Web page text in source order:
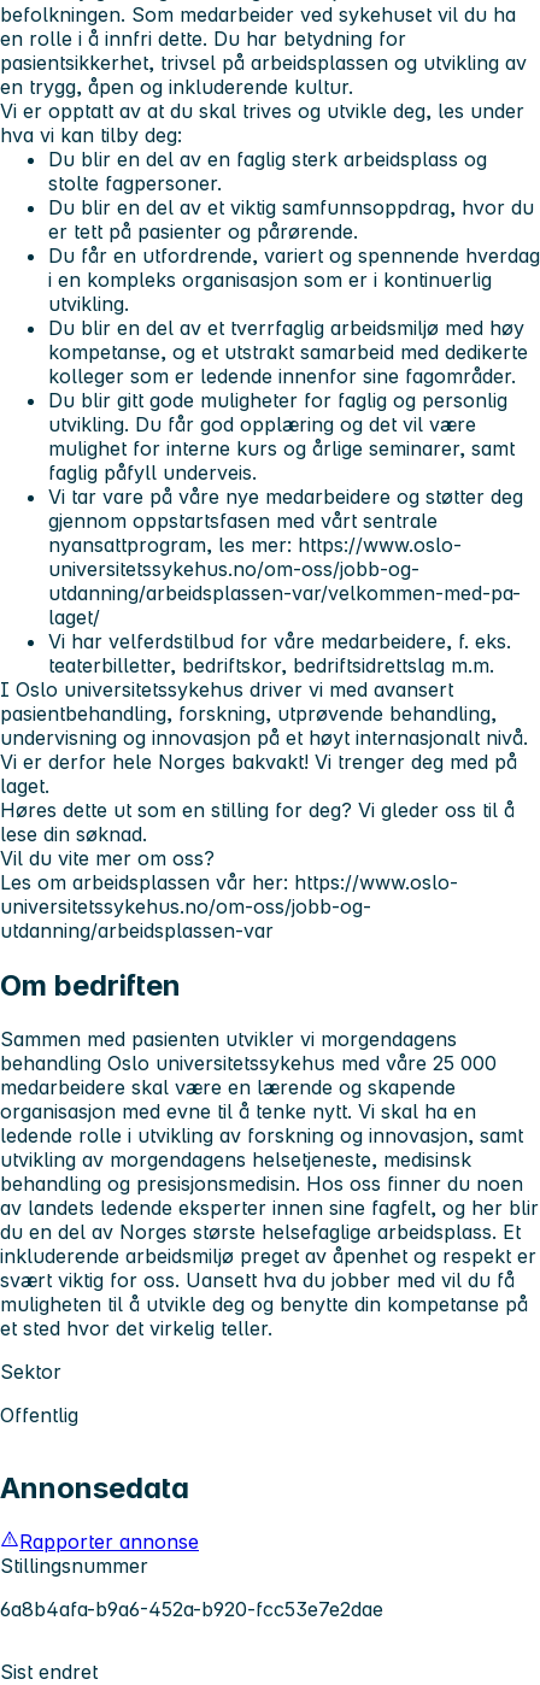
befolkningen. Som medarbeider ved sykehuset vil du ha
en rolle i å innfri dette. Du har betydning for
pasientsikkerhet, trivsel på arbeidsplassen og utvikling av
en trygg, åpen og inkluderende kultur.
Vi er opptatt av at du skal trives og utvikle deg, les under
hva vi kan tilby deg:
Du blir en del av en faglig sterk arbeidsplass og
stolte fagpersoner.
Du blir en del av et viktig samfunnsoppdrag, hvor du
er tett på pasienter og pårørende.
Du får en utfordrende, variert og spennende hverdag
i en kompleks organisasjon som er i kontinuerlig
utvikling.
Du blir en del av et tverrfaglig arbeidsmiljø med høy
kompetanse, og et utstrakt samarbeid med dedikerte
kolleger som er ledende innenfor sine fagområder.
Du blir gitt gode muligheter for faglig og personlig
utvikling. Du får god opplæring og det vil være
mulighet for interne kurs og årlige seminarer, samt
faglig påfyll underveis.
Vi tar vare på våre nye medarbeidere og støtter deg
gjennom oppstartsfasen med vårt sentrale
nyansattprogram, les mer: https://www.oslo-
universitetssykehus.no/om-oss/jobb-og-
utdanning/arbeidsplassen-var/velkommen-med-pa-
laget/
Vi har velferdstilbud for våre medarbeidere, f. eks.
teaterbilletter, bedriftskor, bedriftsidrettslag m.m.
I Oslo universitetssykehus driver vi med avansert
pasientbehandling, forskning, utprøvende behandling,
undervisning og innovasjon på et høyt internasjonalt nivå.
Vi er derfor hele Norges bakvakt! Vi trenger deg med på
laget.
Høres dette ut som en stilling for deg? Vi gleder oss til å
lese din søknad.
Vil du vite mer om oss?
Les om arbeidsplassen vår her: https://www.oslo-
universitetssykehus.no/om-oss/jobb-og-
utdanning/arbeidsplassen-var
Om bedriften
Sammen med pasienten utvikler vi morgendagens
behandling Oslo universitetssykehus med våre 25 000
medarbeidere skal være en lærende og skapende
organisasjon med evne til å tenke nytt. Vi skal ha en
ledende rolle i utvikling av forskning og innovasjon, samt
utvikling av morgendagens helsetjeneste, medisinsk
behandling og presisjonsmedisin. Hos oss finner du noen
av landets ledende eksperter innen sine fagfelt, og her blir
du en del av Norges største helsefaglige arbeidsplass. Et
inkluderende arbeidsmiljø preget av åpenhet og respekt er
svært viktig for oss. Uansett hva du jobber med vil du få
muligheten til å utvikle deg og benytte din kompetanse på
et sted hvor det virkelig teller.
Sektor
Offentlig
Annonsedata
Rapporter annonse
Stillingsnummer
6a8b4afa-b9a6-452a-b920-fcc53e7e2dae
Sist endret